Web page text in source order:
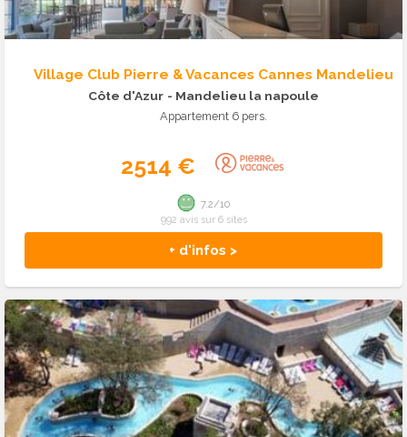
Village Club Pierre & Vacances Cannes Mandelieu
Côte d'Azur - Mandelieu la napoule
Appartement 6 pers.
2514 €
+ d'infos >
7.2/10
992 avis sur 6 sites